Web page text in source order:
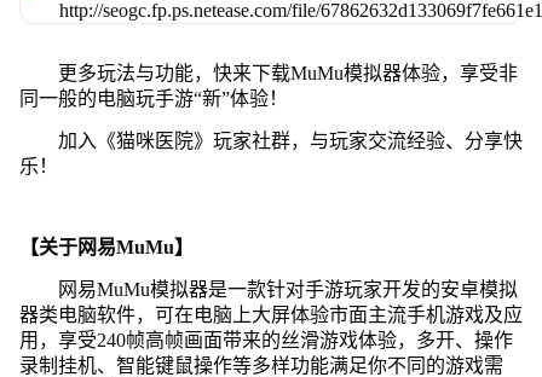
更多玩法与功能，快来下载MuMu模拟器体验，享受非
同一般的电脑玩手游“新”体验！
加入《猫咪医院》玩家社群，与玩家交流经验、分享快
乐！
【关于网易MuMu】
网易MuMu模拟器是一款针对手游玩家开发的安卓模拟
器类电脑软件，可在电脑上大屏体验市面主流手机游戏及应
用，享受240帧高帧画面带来的丝滑游戏体验，多开、操作
录制挂机、智能键鼠操作等多样功能满足你不同的游戏需